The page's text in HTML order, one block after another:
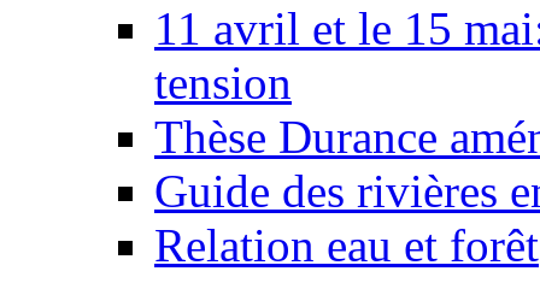
11 avril et le 15
tension
Thèse Durance
Guide des rivières
Relation eau et forêt